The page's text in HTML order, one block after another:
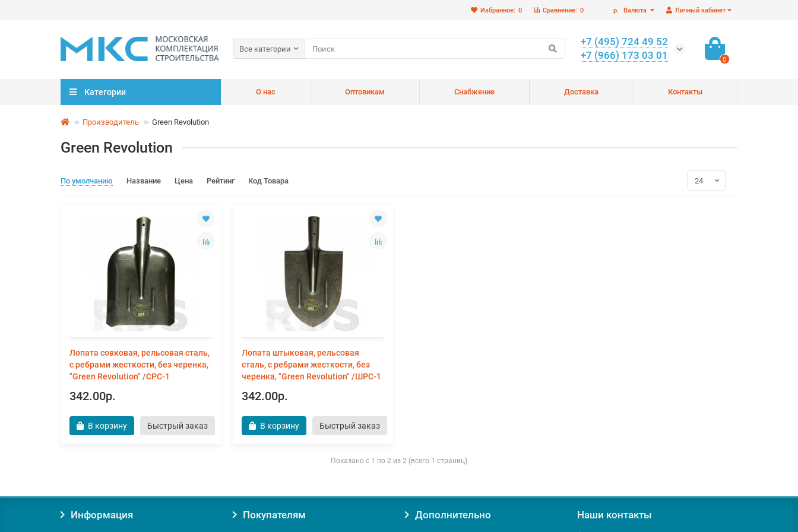
Личный кабинет
р. Валюта
Сравнение: 0
Избранное: 0
Все категории
+7 (495) 724 49 52
+7 (966) 173 03 01
0
Категории О нас Оптовикам Снабжение Доставка Контакты
Производитель Green Revolution
Green Revolution
По умолчанию Название Цена Рейтинг Код Товара
Лопата совковая, рельсовая сталь,
с ребрами жесткости, без черенка,
"Green Revolution" /СРС-1
342.00р.
В корзину Быстрый заказ
Лопата штыковая, рельсовая
сталь, с ребрами жесткости, без
черенка, "Green Revolution" /ШРС-1
342.00р.
В корзину Быстрый заказ
Показано с 1 по 2 из 2 (всего 1 страниц)
Информация Покупателям Дополнительно Наши контакты